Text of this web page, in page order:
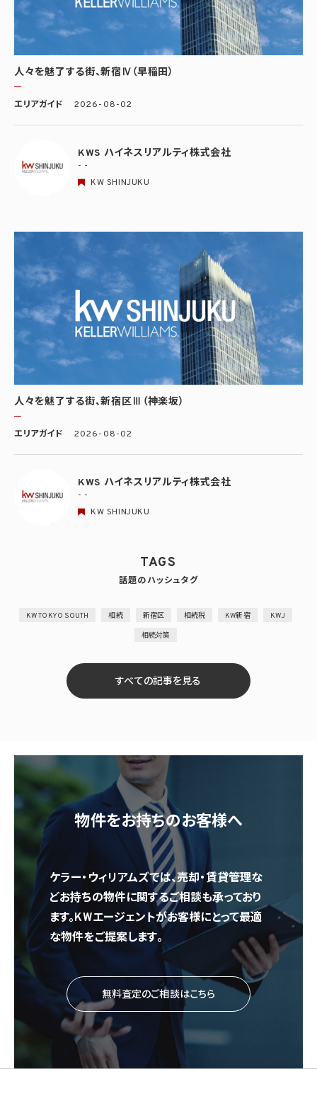
人々を魅了する街、新宿Ⅳ（早稲田）
エリアガイド 2026-08-02
KWS ハイネスリアルティ株式会社
- -
KW SHINJUKU
人々を魅了する街、新宿区Ⅲ（神楽坂）
エリアガイド 2026-08-02
KWS ハイネスリアルティ株式会社
- -
KW SHINJUKU
TAGS
話題のハッシュタグ
KW TOKYO SOUTH 相続 新宿区 相続税 KW新宿 KWJ
相続対策
すべての記事を見る
物件をお持ちのお客様へ
ケラー・ウィリアムズでは、売却・賃貸管理な
どお持ちの物件に関するご相談も承っており
ます。KWエージェントがお客様にとって最適
な物件をご提案します。
無料査定のご相談はこちら